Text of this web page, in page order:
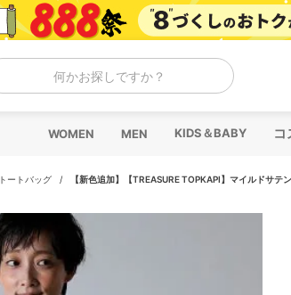
何かお探しですか？
WOMEN MEN KIDS＆BABY コ
トートバッグ / 【新色追加】【TREASURE TOPKAPI】マイルドサテ